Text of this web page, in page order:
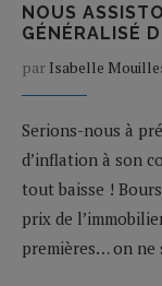
NOUS
GÉNÉRALISÉ
par Isabelle
Serions-nous à
d’inflation à son
tout baisse !
prix de
premières… on ne